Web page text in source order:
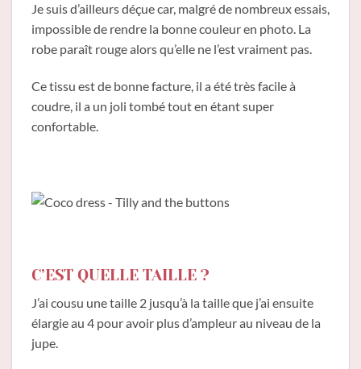
Je suis d’ailleurs déçue car, malgré de nombreux essais,
impossible de rendre la bonne couleur en photo. La
robe paraît rouge alors qu’elle ne l’est vraiment pas.
Ce tissu est de bonne facture, il a été très facile à
coudre, il a un joli tombé tout en étant super
confortable.
C’EST QUELLE TAILLE ?
J’ai cousu une taille 2 jusqu’à la taille que j’ai ensuite
élargie au 4 pour avoir plus d’ampleur au niveau de la
jupe.